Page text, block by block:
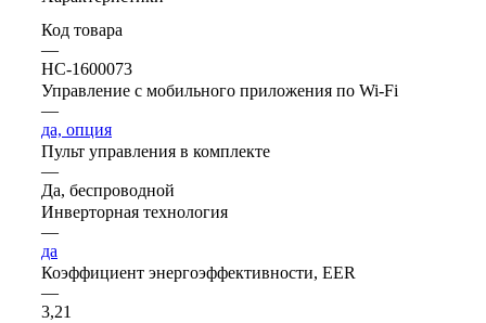
Код товара
—
НС-1600073
Управление c мобильного приложения по Wi-Fi
—
да, опция
Пульт управления в комплекте
—
Да, беспроводной
Инверторная технология
—
да
Коэффициент энергоэффективности, EER
—
3,21